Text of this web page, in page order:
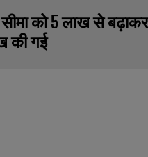
को 5 लाख से
की गई